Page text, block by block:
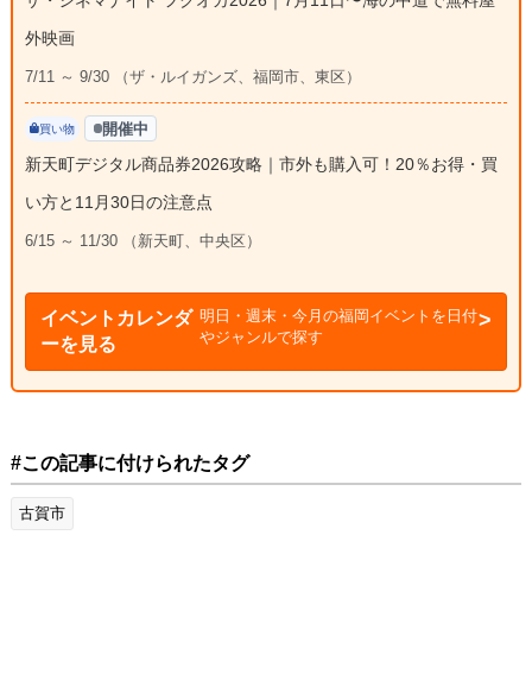
外映画
7/11 ～ 9/30 （ザ・ルイガンズ、福岡市、東区）
買い物 開催中
新天町デジタル商品券2026攻略｜市外も購入可！20％お得・買
い方と11月30日の注意点
6/15 ～ 11/30 （新天町、中央区）
イベントカレンダ
ーを見る
明日・週末・今月の福岡イベントを日付
やジャンルで探す
#この記事に付けられたタグ
古賀市